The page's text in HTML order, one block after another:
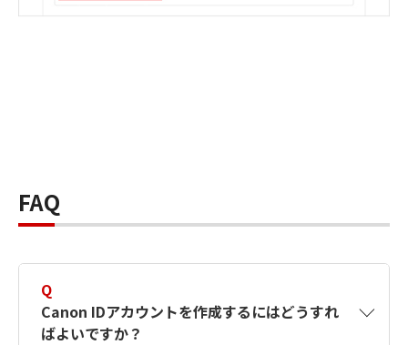
FAQ
Q
Canon IDアカウントを作成するにはどうすれ
ばよいですか？